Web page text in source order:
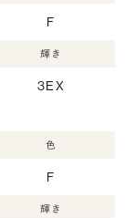
F
輝き
3EX
色
F
輝き